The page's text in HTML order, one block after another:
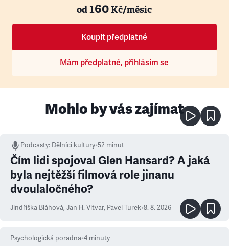
od160Kč/měsíc
Koupit předplatné
Mám předplatné, přihlásím se
Mohlo by vás zajímat
Podcasty: Dělníci kultury•52 minut
Čím lidi spojoval Glen Hansard? A jaká
byla nejtěžší filmová role jinanu
dvoulaločného?
Jindřiška Bláhová, Jan H. Vitvar, Pavel Turek•8. 8. 2026
Psychologická poradna•4 minuty